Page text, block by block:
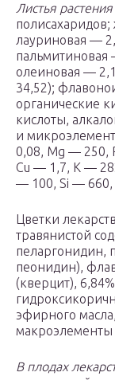
Листья
лауриновая —
пальмитиновая
олеиновая —
34,52);
органические
кислоты,
и
0,08, Mg — 250,
Cu — 1,7, K —
— 100, Si —
Цветки
травянистой
пеларгонидин,
пеонидин),
(кверцит),
эфирного
В плодах